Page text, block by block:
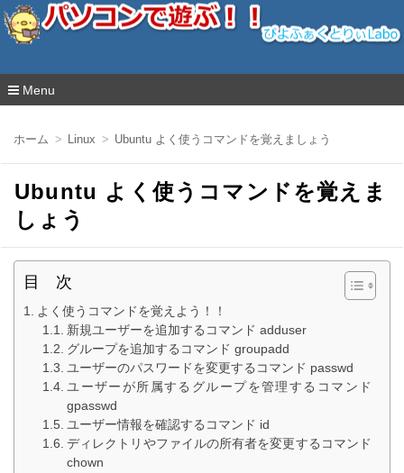
ぴよふぁくとりぃLabo
Menu
ン
ホーム Linux Ubuntu よく使うコマンドを覚えましょう
Ubuntu よく使うコマンドを覚えま
しょう
目 次
よく使うコマンドを覚えよう！！
新規ユーザーを追加するコマンド adduser
グループを追加するコマンド groupadd
ユーザーのパスワードを変更するコマンド passwd
ユーザーが所属するグループを管理するコマンド
gpasswd
ユーザー情報を確認するコマンド id
ディレクトリやファイルの所有者を変更するコマンド
chown